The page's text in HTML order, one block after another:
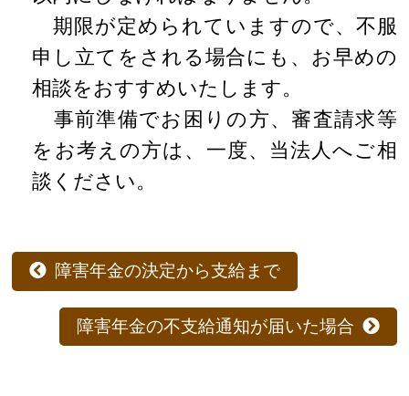
期限が定められていますので、不服
申し立てをされる場合にも、お早めの
相談をおすすめいたします。
事前準備でお困りの方、審査請求等
をお考えの方は、一度、当法人へご相
談ください。
障害年金の決定から支給まで
障害年金の不支給通知が届いた場合